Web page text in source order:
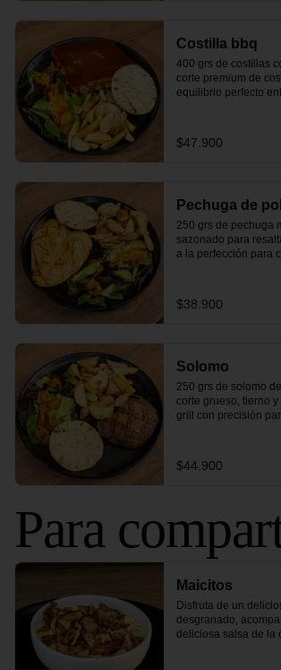
Costilla bbq
400 grs de costillas
corte premium de
equilibrio perfecto
bañadas en nuestra
de la casa, que
bocado!
$47.900
Pechuga de
250 grs de pechuga
sazonado para
a la perfección para
papas crujientes.
¡Una combinación
$38.900
Solomo
250 grs de solomo
corte grueso, tierno
grill con precisión
fresca y papas
¡Sabor y delicia en
$44.900
Para
Maicitos
Disfruta de un
desgranado,
deliciosa salsa de la